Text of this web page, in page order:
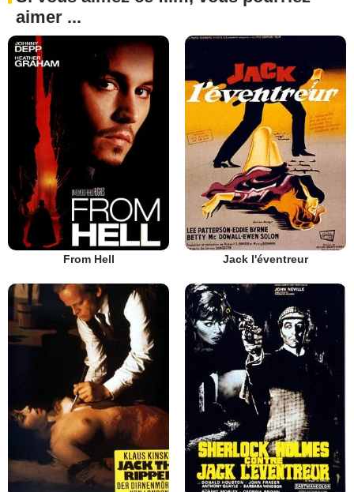
aimer ...
From Hell Jack l'éventreur